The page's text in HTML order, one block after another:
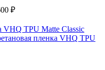
₽
VHQ TPU Matte Classic
пленка VHQ TPU